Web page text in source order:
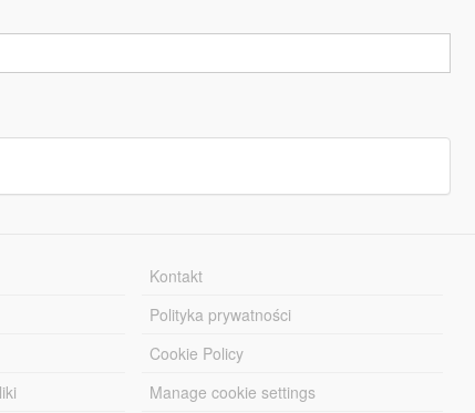
Kontakt
Polityka prywatności
Cookie Policy
Manage cookie settings